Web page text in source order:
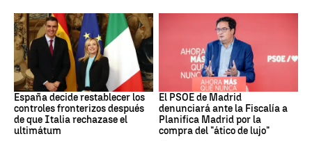
CRISIS MIGRATORIA
España decide restablecer los
controles fronterizos después
de que Italia rechazase el
ultimátum
PSOE MADRID
El PSOE de Madrid
denunciará ante la Fiscalía a
Planifica Madrid por la
compra del "ático de lujo"